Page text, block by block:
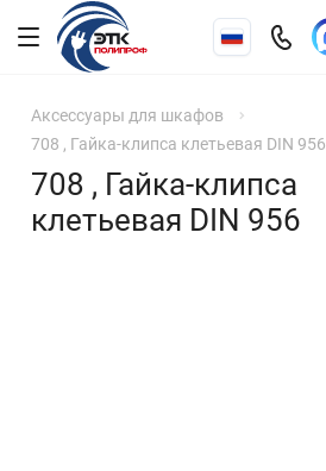
Аксессуары для шкафов
708 , Гайка-клипса клетьевая DIN 956
708 , Гайка-клипса
клетьевая DIN 956